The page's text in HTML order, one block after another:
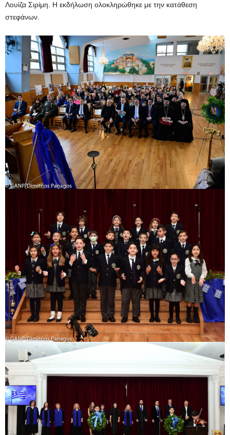
Λουίζα Σιρίμη. Η εκδήλωση ολοκληρώθηκε με την κατάθεση
στεφάνων.